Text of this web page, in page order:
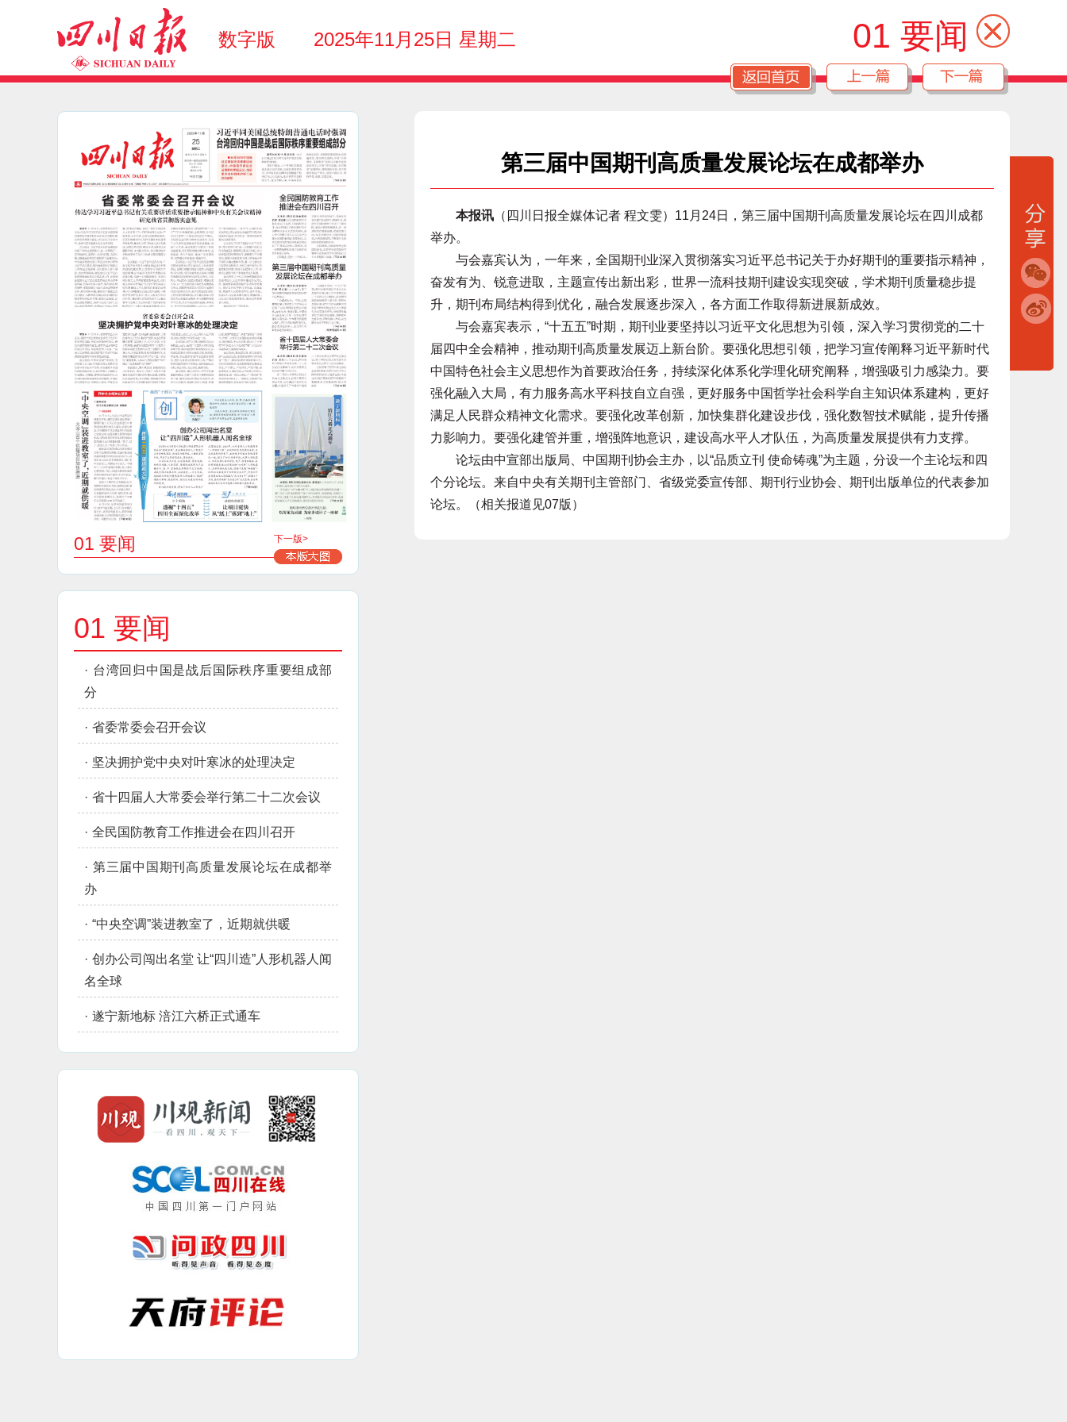
数字版 2025年11月25日 星期二 01 要闻
01 要闻 下一版>
01 要闻
· 台湾回归中国是战后国际秩序重要组成部
分
· 省委常委会召开会议
· 坚决拥护党中央对叶寒冰的处理决定
· 省十四届人大常委会举行第二十二次会议
· 全民国防教育工作推进会在四川召开
· 第三届中国期刊高质量发展论坛在成都举
办
· “中央空调”装进教室了，近期就供暖
· 创办公司闯出名堂 让“四川造”人形机器人闻
名全球
· 遂宁新地标 涪江六桥正式通车
第三届中国期刊高质量发展论坛在成都举办
本报讯 （四川日报全媒体记者 程文雯）11月24日，第三届中国期刊高质量发展论坛在四川成都
举办。
与会嘉宾认为，一年来，全国期刊业深入贯彻落实习近平总书记关于办好期刊的重要指示精神，
奋发有为、锐意进取，主题宣传出新出彩，世界一流科技期刊建设实现突破，学术期刊质量稳步提
升，期刊布局结构得到优化，融合发展逐步深入，各方面工作取得新进展新成效。
与会嘉宾表示，“十五五”时期，期刊业要坚持以习近平文化思想为引领，深入学习贯彻党的二十
届四中全会精神，推动期刊高质量发展迈上新台阶。要强化思想引领，把学习宣传阐释习近平新时代
中国特色社会主义思想作为首要政治任务，持续深化体系化学理化研究阐释，增强吸引力感染力。要
强化融入大局，有力服务高水平科技自立自强，更好服务中国哲学社会科学自主知识体系建构，更好
满足人民群众精神文化需求。要强化改革创新，加快集群化建设步伐，强化数智技术赋能，提升传播
力影响力。要强化建管并重，增强阵地意识，建设高水平人才队伍，为高质量发展提供有力支撑。
论坛由中宣部出版局、中国期刊协会主办，以“品质立刊 使命铸魂”为主题，分设一个主论坛和四
个分论坛。来自中央有关期刊主管部门、省级党委宣传部、期刊行业协会、期刊出版单位的代表参加
论坛。（相关报道见07版）